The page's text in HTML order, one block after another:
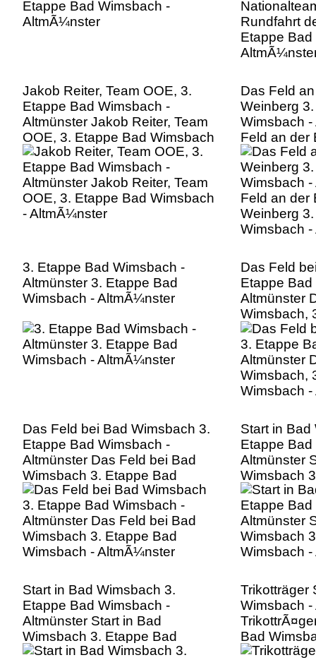
Jakob Reiter, Team OOE, 3.
Etappe Bad Wimsbach -
Altmünster Jakob Reiter, Team
OOE, 3. Etappe Bad Wimsbach
- AltmÃ¼nster
Das Feld
Weinberg
Wimsbach -
Feld an der
Weinberg
Wimsbach
3. Etappe Bad Wimsbach -
Altmünster 3. Etappe Bad
Wimsbach - AltmÃ¼nster
Das Feld
Etappe
Altmünster
Wimsbach,
Wimsbach
Das Feld bei Bad Wimsbach 3.
Etappe Bad Wimsbach -
Altmünster Das Feld bei Bad
Wimsbach 3. Etappe Bad
Wimsbach - AltmÃ¼nster
Start in Bad
Etappe
Altmünster
Wimsbach
Wimsbach
Start in Bad Wimsbach 3.
Etappe Bad Wimsbach -
Altmünster Start in Bad
Wimsbach 3. Etappe Bad
Wimsbach - AltmÃ¼nster
Trikotträger
Wimsbach -
Bad